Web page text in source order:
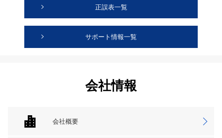
正誤表一覧
サポート情報一覧
会社情報
会社概要